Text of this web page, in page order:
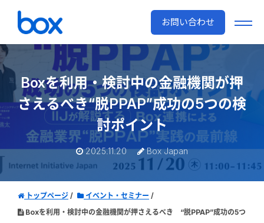
お問い合わせ
Boxを利用・検討中の金融機関が押
さえるべき“脱PPAP”成功の5つの検
討ポイント
2025.11.20 Box Japan
トップページ
イベント・セミナー
Boxを利用・検討中の金融機関が押さえるべき “脱PPAP”成功の5つ